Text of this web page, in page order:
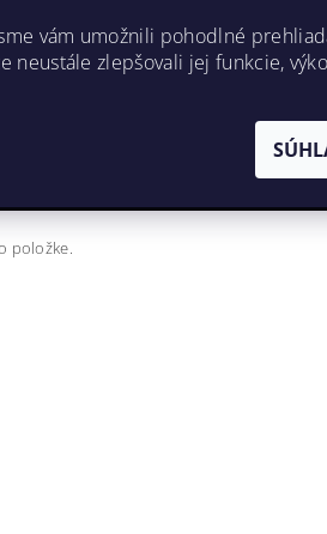
položke.
vám umožnili pohodlné
neustále zlepšovali jej funkcie,